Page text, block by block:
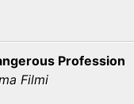
Profession
Filmi